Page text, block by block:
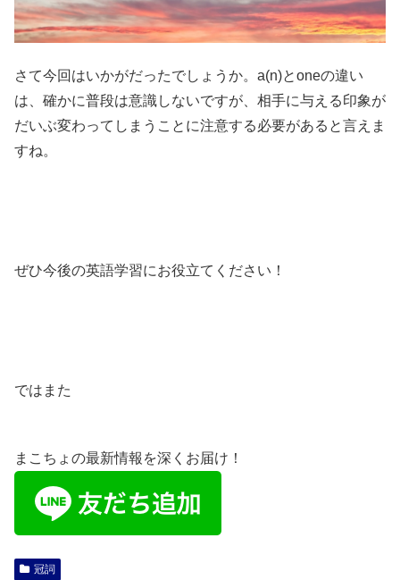
さて今回はいかがだったでしょうか。a(n)とoneの違い
は、確かに普段は意識しないですが、相手に与える印象が
だいぶ変わってしまうことに注意する必要があると言えま
すね。
ぜひ今後の英語学習にお役立てください！
ではまた
まこちょの最新情報を深くお届け！
冠詞